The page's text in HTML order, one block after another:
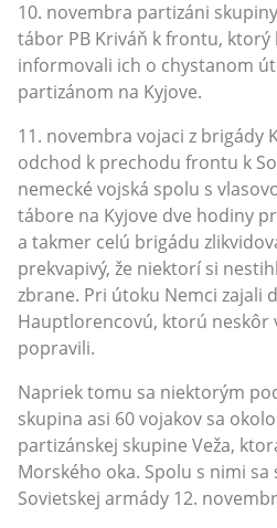
10. novembra partizáni
tábor PB Kriváň k frontu, ktorý
informovali ich o chystanom
partizánom na Kyjove.
11. novembra vojaci z brigády
odchod k prechodu frontu k
nemecké vojská spolu s
tábore na Kyjove dve hodiny
a takmer celú brigádu
prekvapivý, že niektorí si
zbrane. Pri útoku Nemci zajali
Hauptlorencovú, ktorú neskôr
popravili.
Napriek tomu sa niektorým
skupina asi 60 vojakov sa
partizánskej skupine Veža,
Morského oka. Spolu s nimi
Sovietskej armády 12.